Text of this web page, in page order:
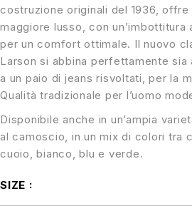
costruzione originali del 1936, offre
maggiore lusso, con un’imbottitura
per un comfort ottimale. Il nuovo
Larson si abbina perfettamente sia
a un paio di jeans risvoltati, per la
Qualità tradizionale per l’uomo
Disponibile anche in un’ampia
al camoscio, in un mix di colori tra
cuoio, bianco, blu e verde.
SIZE